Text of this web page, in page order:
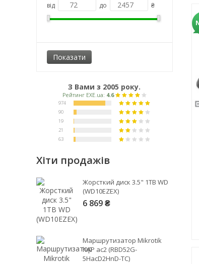
від до ₴
З Вами з 2005 року.
Рейтинг EXE.ua:4.6
974
90
63
Хіти продажів
Жорсткий диск 3.5" 1TB WD
(WD10EZEX)
6 869 ₴
Маршрутизатор Mikrotik
hAP ac2 (RBD52G-
5HacD2HnD-TC)